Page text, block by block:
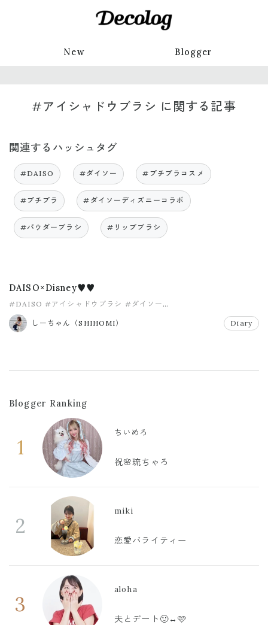
New Blogger
#アイシャドウブラシ に関する記事
関連するハッシュタグ
#DAISO #ダイソー #プチプラコスメ
#プチプラ #ダイソーディズニーコラボ
#パウダーブラシ #リップブラシ
DAISO×Disney♥️♥️
#DAISO #アイシャドウブラシ #ダイソー
#ダイソーディズニーコラボ
しーちゃん（SHIHOMI）
Diary
Blogger Ranking
1
ちいめろ
祝🌸琉ちゃろ
2
miki
恋愛バライティー
3
aloha
夫とデート🙂‍↔️🩷